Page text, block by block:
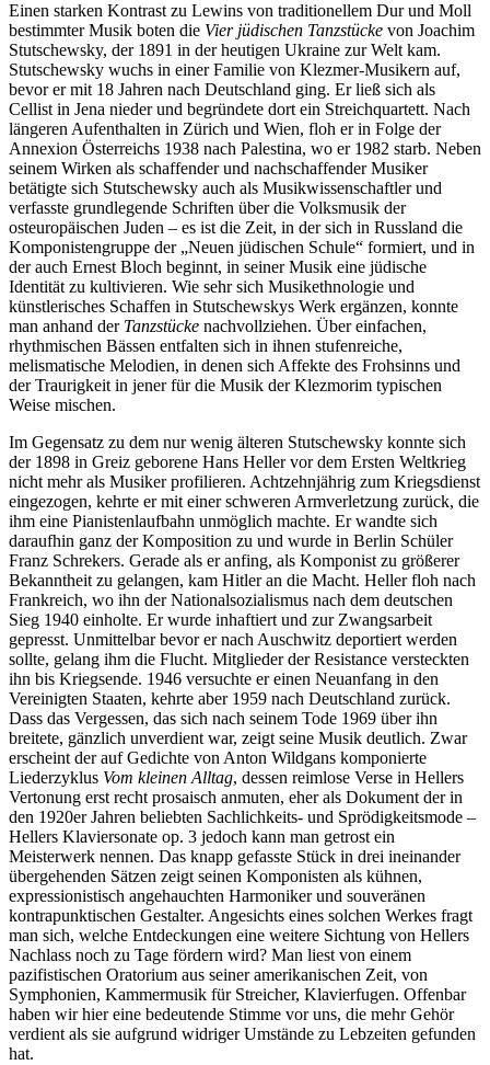
Einen starken Kontrast zu Lewins von traditionellem Dur und Moll
bestimmter Musik boten die Vier jüdischen Tanzstücke von Joachim
Stutschewsky, der 1891 in der heutigen Ukraine zur Welt kam.
Stutschewsky wuchs in einer Familie von Klezmer-Musikern auf,
bevor er mit 18 Jahren nach Deutschland ging. Er ließ sich als
Cellist in Jena nieder und begründete dort ein Streichquartett. Nach
längeren Aufenthalten in Zürich und Wien, floh er in Folge der
Annexion Österreichs 1938 nach Palestina, wo er 1982 starb. Neben
seinem Wirken als schaffender und nachschaffender Musiker
betätigte sich Stutschewsky auch als Musikwissenschaftler und
verfasste grundlegende Schriften über die Volksmusik der
osteuropäischen Juden – es ist die Zeit, in der sich in Russland die
Komponistengruppe der „Neuen jüdischen Schule“ formiert, und in
der auch Ernest Bloch beginnt, in seiner Musik eine jüdische
Identität zu kultivieren. Wie sehr sich Musikethnologie und
künstlerisches Schaffen in Stutschewskys Werk ergänzen, konnte
man anhand der Tanzstücke nachvollziehen. Über einfachen,
rhythmischen Bässen entfalten sich in ihnen stufenreiche,
melismatische Melodien, in denen sich Affekte des Frohsinns und
der Traurigkeit in jener für die Musik der Klezmorim typischen
Weise mischen.
Im Gegensatz zu dem nur wenig älteren Stutschewsky konnte sich
der 1898 in Greiz geborene Hans Heller vor dem Ersten Weltkrieg
nicht mehr als Musiker profilieren. Achtzehnjährig zum Kriegsdienst
eingezogen, kehrte er mit einer schweren Armverletzung zurück, die
ihm eine Pianistenlaufbahn unmöglich machte. Er wandte sich
daraufhin ganz der Komposition zu und wurde in Berlin Schüler
Franz Schrekers. Gerade als er anfing, als Komponist zu größerer
Bekanntheit zu gelangen, kam Hitler an die Macht. Heller floh nach
Frankreich, wo ihn der Nationalsozialismus nach dem deutschen
Sieg 1940 einholte. Er wurde inhaftiert und zur Zwangsarbeit
gepresst. Unmittelbar bevor er nach Auschwitz deportiert werden
sollte, gelang ihm die Flucht. Mitglieder der Resistance versteckten
ihn bis Kriegsende. 1946 versuchte er einen Neuanfang in den
Vereinigten Staaten, kehrte aber 1959 nach Deutschland zurück.
Dass das Vergessen, das sich nach seinem Tode 1969 über ihn
breitete, gänzlich unverdient war, zeigt seine Musik deutlich. Zwar
erscheint der auf Gedichte von Anton Wildgans komponierte
Liederzyklus Vom kleinen Alltag, dessen reimlose Verse in Hellers
Vertonung erst recht prosaisch anmuten, eher als Dokument der in
den 1920er Jahren beliebten Sachlichkeits- und Sprödigkeitsmode –
Hellers Klaviersonate op. 3 jedoch kann man getrost ein
Meisterwerk nennen. Das knapp gefasste Stück in drei ineinander
übergehenden Sätzen zeigt seinen Komponisten als kühnen,
expressionistisch angehauchten Harmoniker und souveränen
kontrapunktischen Gestalter. Angesichts eines solchen Werkes fragt
man sich, welche Entdeckungen eine weitere Sichtung von Hellers
Nachlass noch zu Tage fördern wird? Man liest von einem
pazifistischen Oratorium aus seiner amerikanischen Zeit, von
Symphonien, Kammermusik für Streicher, Klavierfugen. Offenbar
haben wir hier eine bedeutende Stimme vor uns, die mehr Gehör
verdient als sie aufgrund widriger Umstände zu Lebzeiten gefunden
hat.